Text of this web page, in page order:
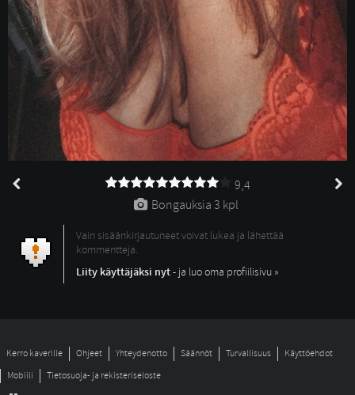
9,4
Bongauksia 3 kpl
Vain sisäänkirjautuneet voivat lukea ja lähettää
kommentteja.
Liity käyttäjäksi nyt- ja luo oma profiilisivu »
Kerro kaverille Ohjeet Yhteydenotto Säännöt Turvallisuus
Käyttöehdot
Mobiili
Tietosuoja- ja rekisteriseloste